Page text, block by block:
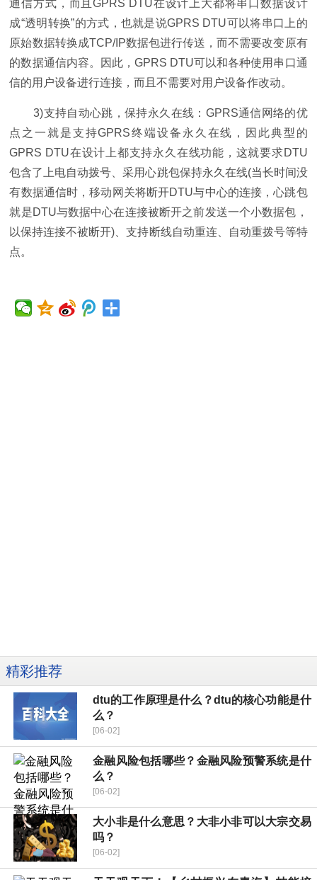
通信方式，而且GPRS DTU在设计上大都将串口数据设计
成“透明转换”的方式，也就是说GPRS DTU可以将串口上的
原始数据转换成TCP/IP数据包进行传送，而不需要改变原有
的数据通信内容。因此，GPRS DTU可以和各种使用串口通
信的用户设备进行连接，而且不需要对用户设备作改动。
3)支持自动心跳，保持永久在线：GPRS通信网络的优
点之一就是支持GPRS终端设备永久在线，因此典型的
GPRS DTU在设计上都支持永久在线功能，这就要求DTU
包含了上电自动拨号、采用心跳包保持永久在线(当长时间没
有数据通信时，移动网关将断开DTU与中心的连接，心跳包
就是DTU与数据中心在连接被断开之前发送一个小数据包，
以保持连接不被断开)、支持断线自动重连、自动重拨号等特
点。
精彩推荐
dtu的工作原理是什么？dtu的核心功能是什
么？
[06-02]
金融风险包括哪些？金融风险预警系统是什
么？
[06-02]
大小非是什么意思？大非小非可以大宗交易
吗？
[06-02]